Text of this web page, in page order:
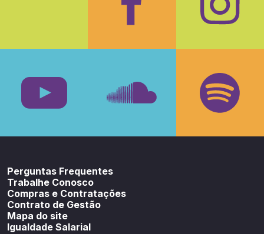
Facebook
Perguntas Frequentes
Trabalhe Conosco
Compras e Contratações
Contrato de Gestão
Mapa do site
Igualdade Salarial